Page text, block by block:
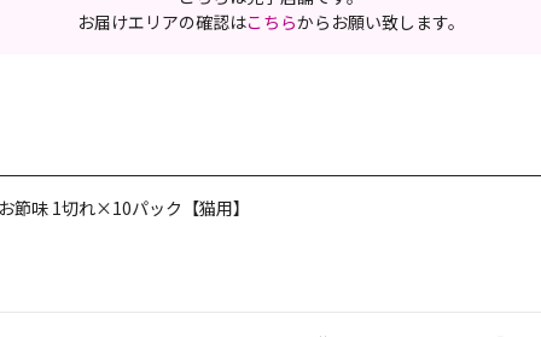
お届けエリアの確認はこちらからお願い致します。
節味 1切れ×10パック【猫用】